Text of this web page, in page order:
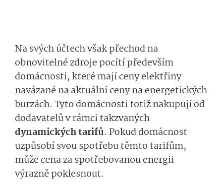
Na svých účtech však přechod na
obnovitelné zdroje pocítí především
domácnosti, které mají ceny elektřiny
navázané na aktuální ceny na energetických
burzách. Tyto domácnosti totiž nakupují od
dodavatelů v rámci takzvaných
dynamických tarifů. Pokud domácnost
uzpůsobí svou spotřebu těmto tarifům,
může cena za spotřebovanou energii
výrazně poklesnout.